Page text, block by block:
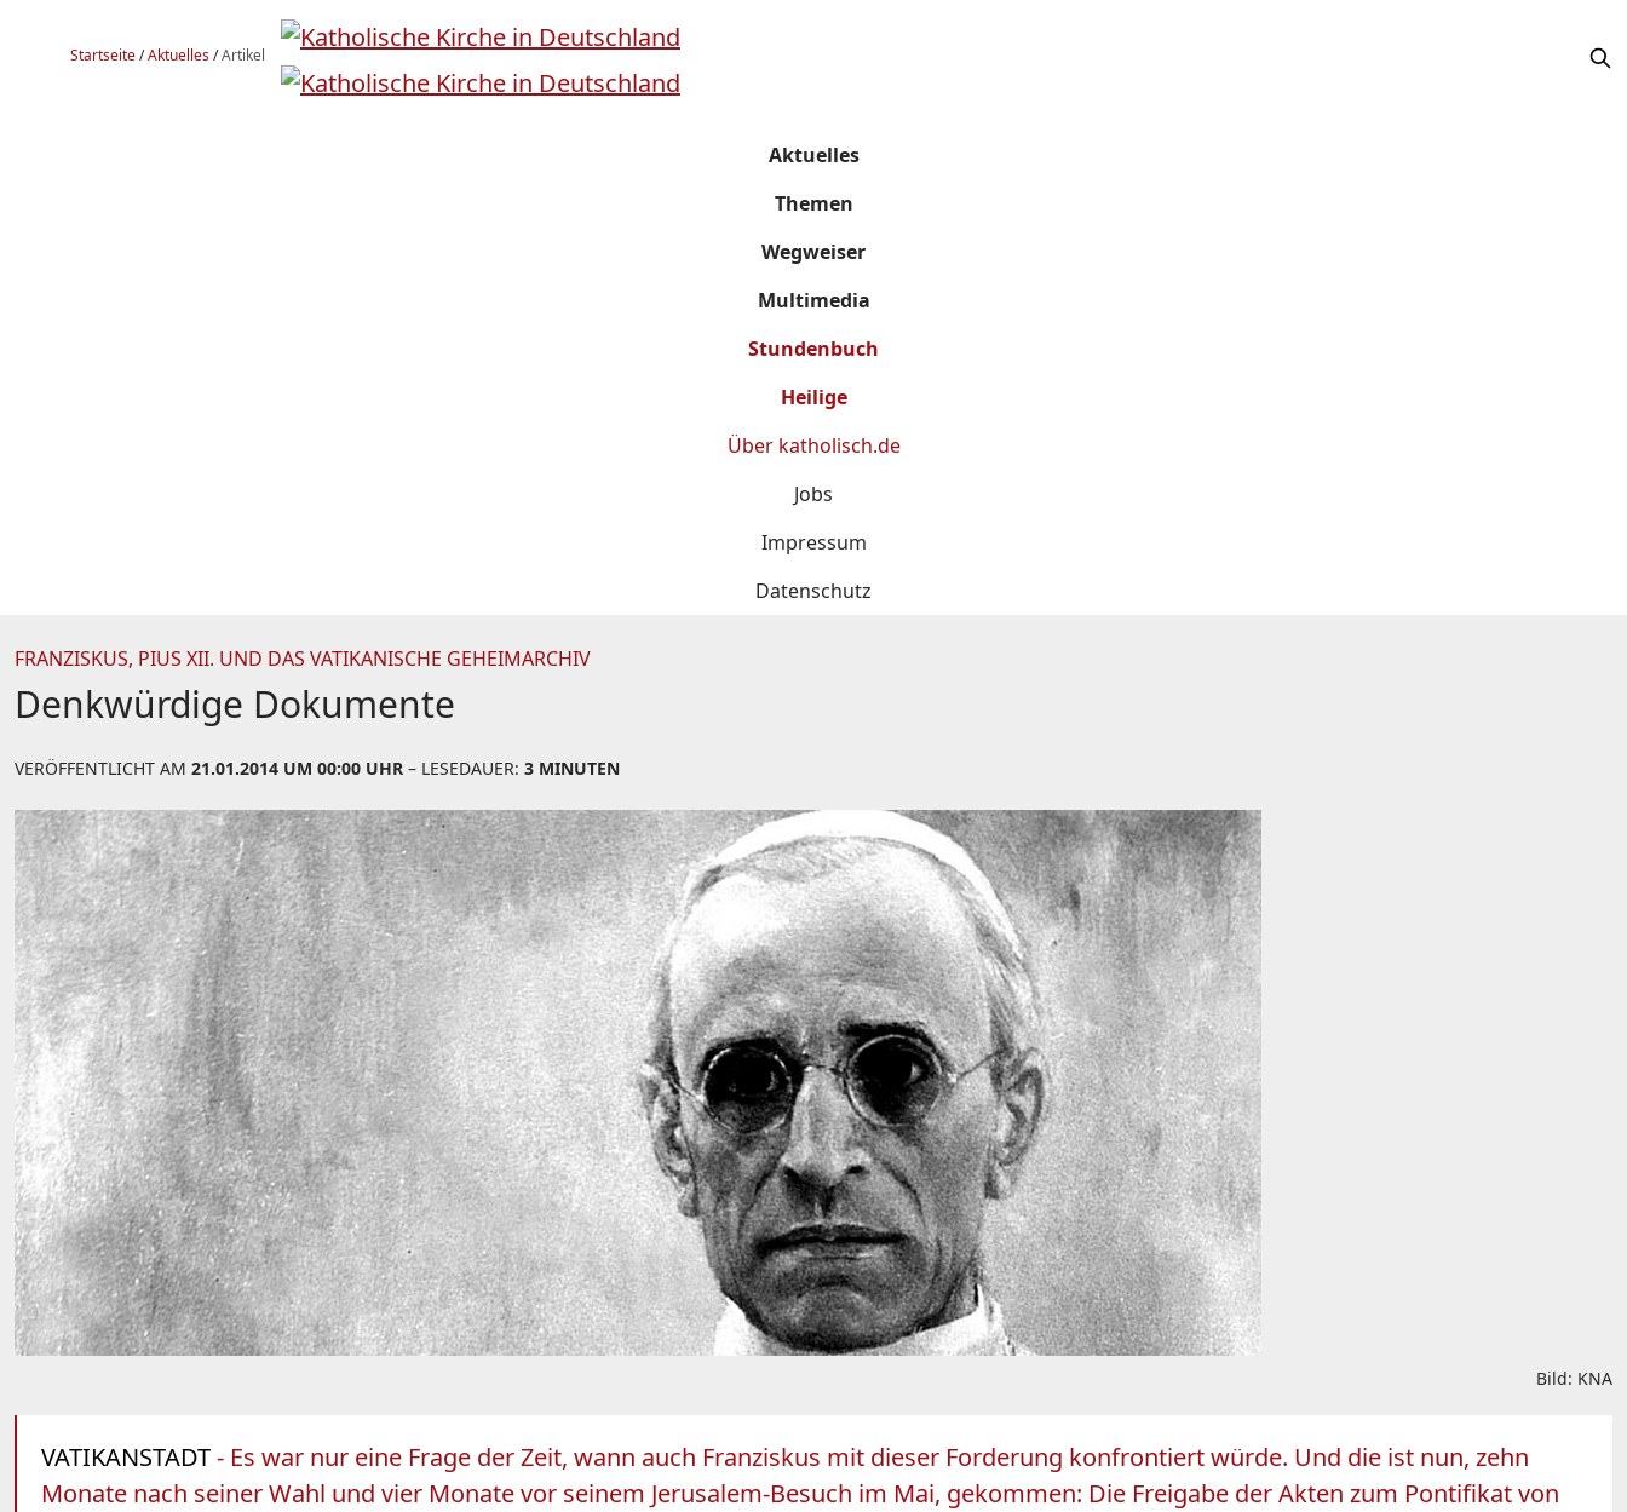
Startseite/Aktuelles/Artikel
Aktuelles
Themen
Wegweiser
Multimedia
Stundenbuch
Heilige
Über katholisch.de
Jobs
Impressum
Datenschutz
FRANZISKUS, PIUS XII. UND DAS VATIKANISCHE GEHEIMARCHIV
Denkwürdige Dokumente
VERÖFFENTLICHT AM 21.01.2014 UM 00:00 UHR – LESEDAUER: 3 MINUTEN
Bild: KNA
VATIKANSTADT- Es war nur eine Frage der Zeit, wann auch Franziskus mit dieser Forderung konfrontiert würde. Und die ist nun, zehn
Monate nach seiner Wahl und vier Monate vor seinem Jerusalem-Besuch im Mai, gekommen: Die Freigabe der Akten zum Pontifikat von